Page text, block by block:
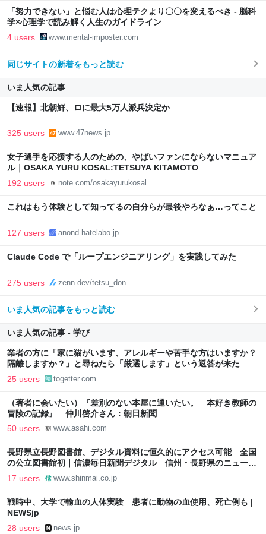
「努力できない」と悩む人は心理テクより〇〇を変えるべき - 脳科
学×心理学で読み解く人生のガイドライン
4 users www.mental-imposter.com
同じサイトの新着をもっと読む
いま人気の記事
【速報】北朝鮮、ロに最大5万人派兵決定か
325 users www.47news.jp
女子選手を応援する人のための、やばいファンにならないマニュア
ル｜OSAKA YURU KOSAL:TETSUYA KITAMOTO
192 users note.com/osakayurukosal
これはもう体験として知ってるの自分らが最後やろなぁ…ってこと
127 users anond.hatelabo.jp
Claude Code で「ループエンジニアリング」を実践してみた
275 users zenn.dev/tetsu_don
いま人気の記事をもっと読む
いま人気の記事 - 学び
業者の方に「家に猫がいます、アレルギーや苦手な方はいますか？
隔離しますか？」と尋ねたら「厳選します」という返答が来た
25 users togetter.com
（著者に会いたい）『差別のない本屋に通いたい。 本好き教師の
冒険の記録』 仲川啓介さん：朝日新聞
50 users www.asahi.com
長野県立長野図書館、デジタル資料に恒久的にアクセス可能 全国
の公立図書館初｜信濃毎日新聞デジタル 信州・長野県のニュース
サイト
17 users www.shinmai.co.jp
戦時中、大学で輸血の人体実験 患者に動物の血使用、死亡例も |
NEWSjp
28 users news.jp